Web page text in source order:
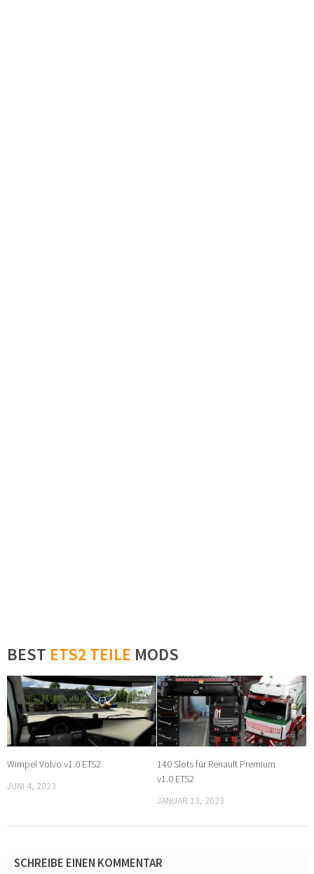
BEST ETS2 TEILE MODS
0
Wimpel Volvo v1.0 ETS2
JUNI 4, 2023
0
140 Slots für Renault Premium
v1.0 ETS2
JANUAR 13, 2023
SCHREIBE EINEN KOMMENTAR